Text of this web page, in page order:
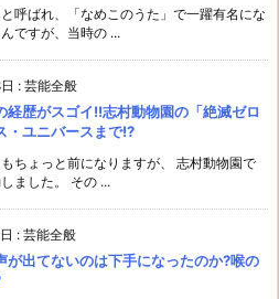
呼ばれ、「なめこのうた」で一躍有名にな
ですが、当時の ...
: 芸能全般
経歴がスゴイ!!志村動物園の「絶滅ゼロ
・ユニバースまで!?
ちょっと前になりますが、 志村動物園で
ました。 その ...
: 芸能全般
が出てないのは下手になったのか?喉の